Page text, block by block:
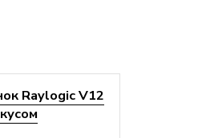
Raylogic V12